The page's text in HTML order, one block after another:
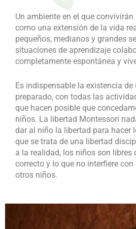
Un ambiente en el que
como una extensión de la vida
pequeños, medianos y grandes
situaciones de aprendizaje
completamente espontánea y
Es indispensable la existencia
preparado, con todas las
que hacen posible que
niños. La libertad Montessori
dar al niño la libertad para hacer
que se trata de una libertad
a la realidad, los niños son libres
correcto y lo que no interfiere
otros niños.